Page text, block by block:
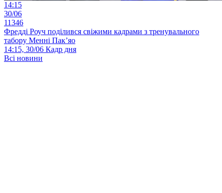
14:15
30/06
11346
Фредді Роуч поділився свіжими кадрами з тренувального
табору Менні Пак’яо
14:15, 30/06 Кадр дня
Всі новини